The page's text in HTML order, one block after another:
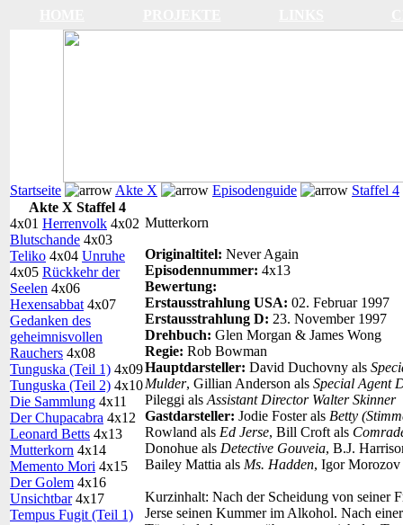
Startseite Akte X Episodenguide
Staffel 4
Akte X Staffel 4
4x01 Herrenvolk 4x02
Blutschande 4x03
Teliko 4x04 Unruhe
4x05 Rückkehr der
Seelen 4x06
Hexensabbat 4x07
Gedanken des
geheimnisvollen
Rauchers 4x08
Tunguska (Teil 1) 4x09
Tunguska (Teil 2) 4x10
Die Sammlung 4x11
Der Chupacabra 4x12
Leonard Betts 4x13
Mutterkorn 4x14
Memento Mori 4x15
Der Golem 4x16
Unsichtbar4x17
Tempus Fugit (Teil 1)
Mutterkorn
Originaltitel: Never Again
Episodennummer: 4x13
Bewertung:
Erstausstrahlung USA: 02. Februar 1997
Erstausstrahlung D: 23. November 1997
Drehbuch: Glen Morgan & James Wong
Regie: Rob Bowman
Hauptdarsteller: David Duchovny als
Mulder, Gillian Anderson als Special Agent
Pileggi als Assistant Director Walter Skinner
Gastdarsteller: Jodie Foster als Betty
Rowland als Ed Jerse, Bill Croft als
Donohue als Detective Gouveia, B.J.
Bailey Mattia als Ms. Hadden, Igor
Kurzinhalt: Nach der Scheidung von seiner
Jerse seinen Kummer im Alkohol. Nach